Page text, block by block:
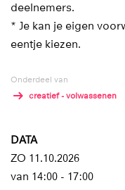
deelnemers.
* Je kan je eigen
eentje kiezen.
Onderdeel van
creatief - volwassenen
DATA
ZO 11.10.2026
van 14:00 - 17:00